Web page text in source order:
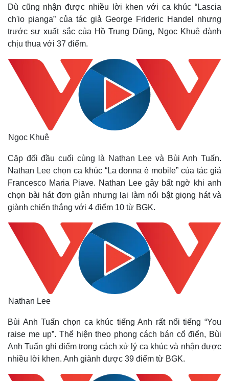
Kinh tế
Bất động sản
Khởi nghiệp
Thị trường
Giá vàng
Tiêu dùng
Tỷ giá
Chứng khoán
Giá cà phê
Dù cũng nhận được nhiều lời khen với ca khúc “Lascia
ch'io pianga” của tác giả George Frideric Handel nhưng
trước sự xuất sắc của Hồ Trung Dũng, Ngọc Khuê đành
chịu thua với 37 điểm.
Ngọc Khuê
Cặp đối đầu cuối cùng là Nathan Lee và Bùi Anh Tuấn.
Nathan Lee chọn ca khúc “La donna è mobile” của tác giả
Francesco Maria Piave. Nathan Lee gây bất ngờ khi anh
chọn bài hát đơn giản nhưng lại làm nổi bật giọng hát và
giành chiến thắng với 4 điểm 10 từ BGK.
Nathan Lee
Bùi Anh Tuấn chọn ca khúc tiếng Anh rất nổi tiếng “You
raise me up”. Thể hiện theo phong cách bán cổ điển, Bùi
Anh Tuấn ghi điểm trong cách xử lý ca khúc và nhận được
nhiều lời khen. Anh giành được 39 điểm từ BGK.